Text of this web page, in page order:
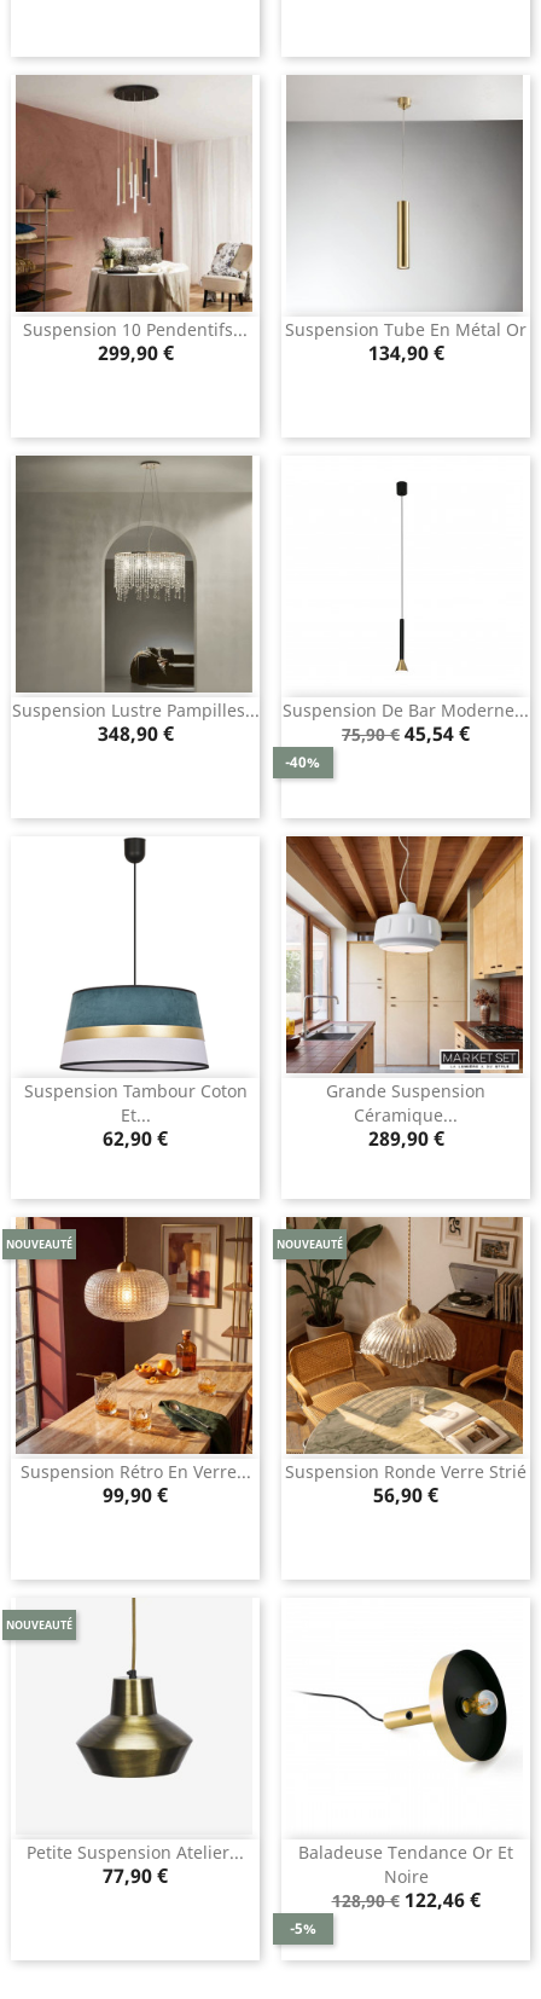
Suspension 10 Pendentifs...
Prix
299,90 €
Suspension Tube En Métal Or
Prix
134,90 €
Suspension Lustre Pampilles...
Prix
348,90 €
Suspension De Bar Moderne...
Prix
75,90 €
-40%
Prix
45,54 €
Suspension Tambour Coton
Et...
Prix
62,90 €
Grande Suspension
Céramique...
Prix
289,90 €
Suspension Rétro En Verre...
Prix
99,90 €
NOUVEAUTÉ
Suspension Ronde Verre Strié
Prix
56,90 €
NOUVEAUTÉ
Petite Suspension Atelier...
Prix
77,90 €
NOUVEAUTÉ
Baladeuse Tendance Or Et
Noire
Prix
de
base
128,90 €
-5%
Prix
122,46 €